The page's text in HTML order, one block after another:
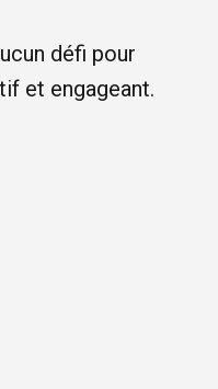
défi pour
et engageant.